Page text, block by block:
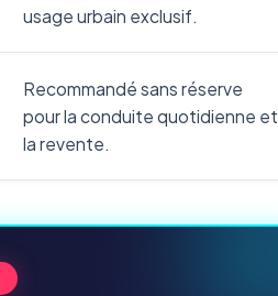
usage urbain exclusif.
Recommandé sans réserve
pour la conduite quotidienne et
la revente.